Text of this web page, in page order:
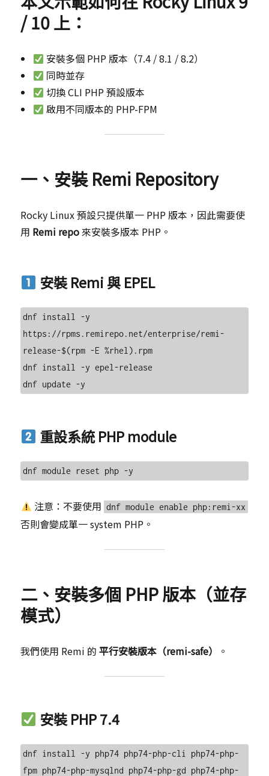
鎖
準
/ 10上：
安裝多個 PHP 版本（7.4 / 8.1 / 8.2）
同時並存
切換 CLI PHP 預設版本
啟用不同版本的 PHP-FPM
一、安裝 Remi Repository
Rocky Linux 預設只提供單一 PHP 版本，因此需要使
用 Remi repo來安裝多版本 PHP。
安裝 Remi 與 EPEL
dnf install -y
https://rpms.remirepo.net/enterprise/remi-
release-$(rpm -E %rhel).rpm
dnf install -y epel-release
重設系統 PHP module
注意：不要使用 dnf module enable php:remi-xx
否則會變成單一 system PHP。
二、安裝多個 PHP 版本（並存
模式）
我們使用 Remi 的平行安裝版本（remi-safe） 。
安裝 PHP 7.4
dnf install -y php74 php74-php-cli php74-php-
fpm php74-php-mysqlnd php74-php-gd php74-php-